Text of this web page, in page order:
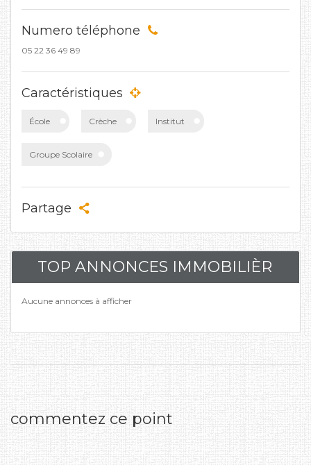
Numero téléphone
05 22 36 49 89
Caractéristiques
École Crèche Institut
Groupe Scolaire
Partage
TOP ANNONCES IMMOBILIÈR
Aucune annonces à afficher
commentez ce point